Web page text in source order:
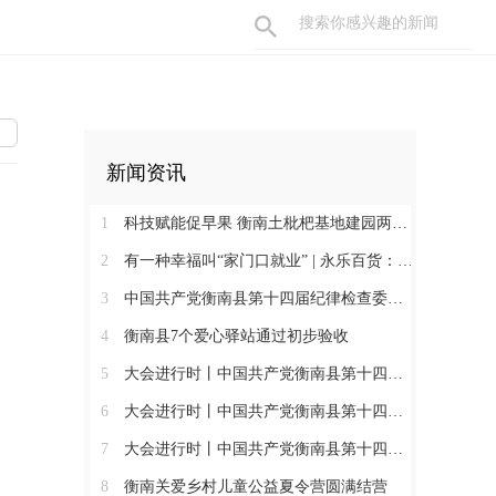
新闻资讯
1 科技赋能促早果 衡南土枇杷基地建园两年见果助振兴
2 有一种幸福叫“家门口就业” | 永乐百货：守护百姓三餐四季 搭建就业暖心平台
3 中国共产党衡南县第十四届纪律检查委员会第一次全体会议召开 肖高德当选县纪委书记
4 衡南县7个爱心驿站通过初步验收
5 大会进行时丨中国共产党衡南县第十四次代表大会第三次大会召开
6 大会进行时丨中国共产党衡南县第十四次代表大会主席团举行第六次会议
7 大会进行时丨中国共产党衡南县第十四次代表大会主席团举行第五次会议
8 衡南关爱乡村儿童公益夏令营圆满结营